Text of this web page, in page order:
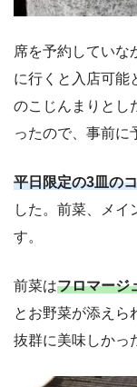
席を予約していな
に行くと入店可能
のこじんまりとし
ったので、事前に
平日限定の3皿の
した。前菜、メイ
す。
前菜はフロマージ
とお野菜が添えら
抜群に美味しかっ